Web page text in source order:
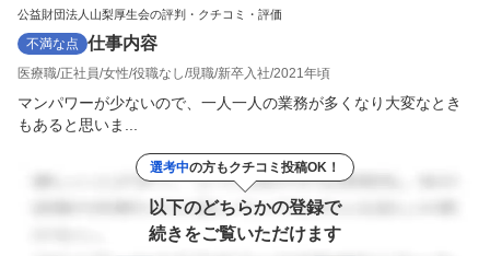
公益財団法人山梨厚生会の評判・クチコミ・評価
不満な点 仕事内容
医療職 正社員 女性 役職なし 現職 新卒入社 2021年頃
マンパワーが少ないので、一人一人の業務が多くなり大変なとき
もあると思いま...
選考中の方もクチコミ投稿OK！
以下のどちらかの登録で
続きをご覧いただけます